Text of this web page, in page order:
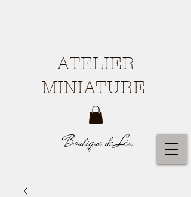
Boutique de Léa
ATELIER
MINIATURE